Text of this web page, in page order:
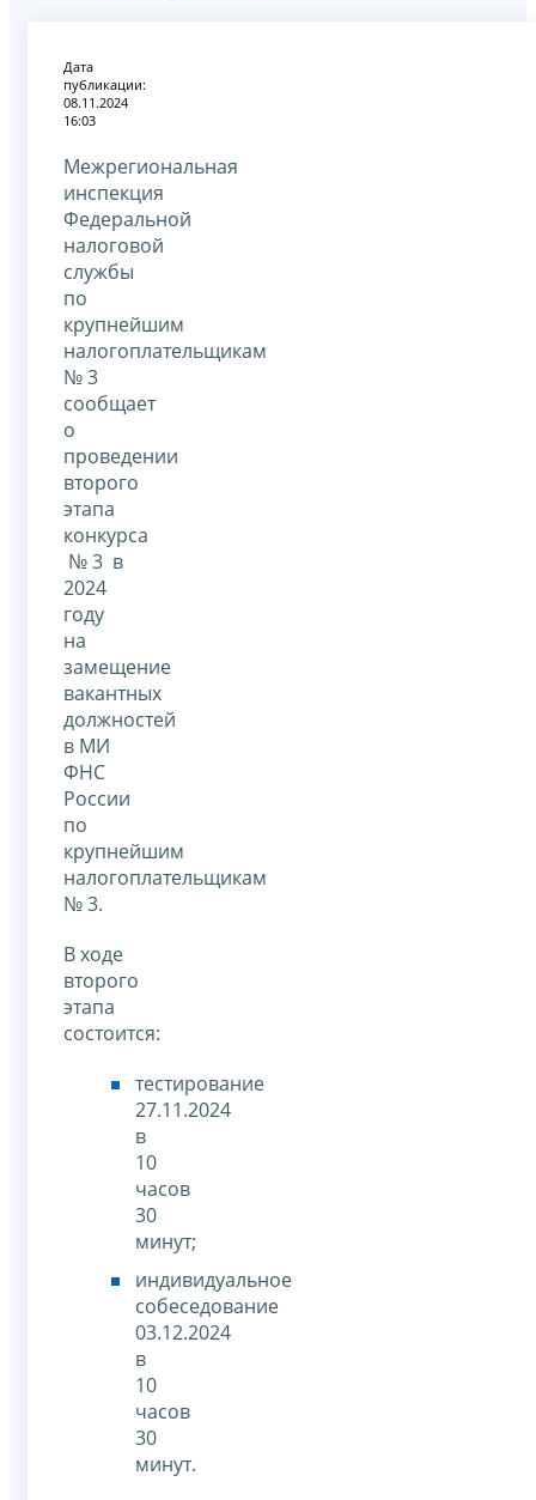
Дата
публикации:
08.11.2024
16:03
Межрегиональная
инспекция
Федеральной
налоговой
службы
по
крупнейшим
налогоплательщикам
№ 3
сообщает
о
проведении
второго
этапа
конкурса
№ 3 в
2024
году
на
замещение
вакантных
должностей
в МИ
ФНС
России
по
крупнейшим
налогоплательщикам
№ 3.
В ходе
второго
этапа
состоится:
тестирование
27.11.2024
в
10
часов
30
минут;
индивидуальное
собеседование
03.12.2024
в
10
часов
30
минут.